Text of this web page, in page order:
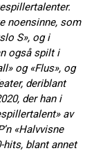
noensinne, som
S», og i
også spilt i
og «Flus», og
deriblant
der han i
av
«Halvvisne
hits, blant annet